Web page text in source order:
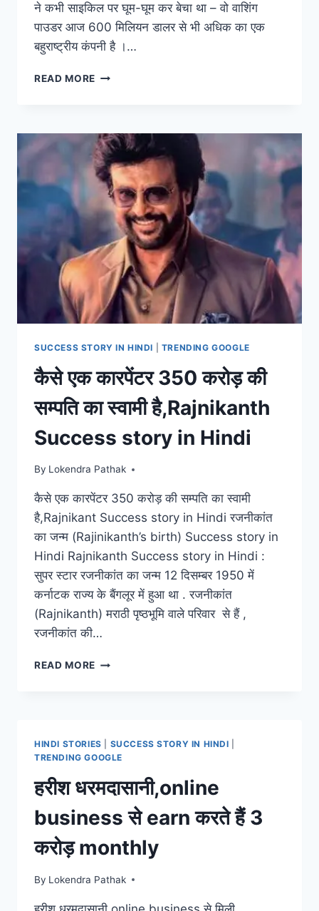
ने कभी साइकिल पर घूम-घूम कर बेचा था – वो वाशिंग
पाउडर आज 600 मिलियन डालर से भी अधिक का एक
बहुराष्ट्रीय कंपनी है ।…
READ MORE कभी
वाशिंग
पाउडर-
आज
600
मिलियन
डालर
अधिक
के
स्वामी-
करसनभाई
पटेल
SUCCESS
OF
PATEL
SUCCESS STORY IN HINDI TRENDING GOOGLE
कैसे एक कारपेंटर 350 करोड़ की
सम्पति का स्वामी है,Rajnikanth
Success story in Hindi
By Lokendra Pathak
कैसे एक कारपेंटर 350 करोड़ की सम्पति का स्वामी
है,Rajnikant Success story in Hindi रजनीकांत
का जन्म (Rajinikanth’s birth) Success story in
Hindi Rajnikanth Success story in Hindi :
सुपर स्टार रजनीकांत का जन्म 12 दिसम्बर 1950 में
कर्नाटक राज्य के बैंगलूर में हुआ था . रजनीकांत
(Rajnikanth) मराठी पृष्ठभूमि वाले परिवार से हैं ,
रजनीकांत की…
READ MORE कैसे
सम्पति
स्वामी
है,RAJNIKANTH
SUCCESS
STORY
IN
HINDI
HINDI STORIES SUCCESS STORY IN HINDI
TRENDING GOOGLE
हरीश धरमदासानी,online
business से earn करते हैं 3
करोड़ monthly
By Lokendra Pathak